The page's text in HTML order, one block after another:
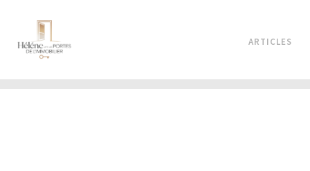
ARTICLES